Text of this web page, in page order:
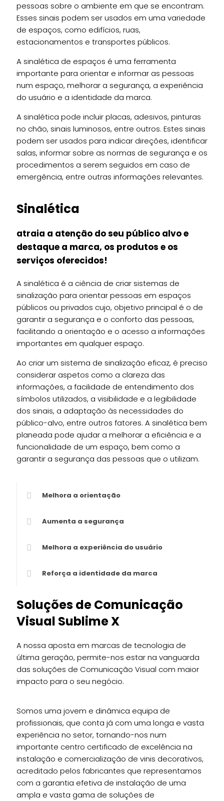
pessoas sobre o ambiente em que se encontram.
Esses sinais podem ser usados em uma variedade
de espaços, como edifícios, ruas,
estacionamentos e transportes públicos.
A sinalética de espaços é uma ferramenta
importante para orientar e informar as pessoas
num espaço, melhorar a segurança, a experiência
do usuário e a identidade da marca.
A sinalética pode incluir placas, adesivos, pinturas
no chão, sinais luminosos, entre outros. Estes sinais
podem ser usados para indicar direções, identificar
salas, informar sobre as normas de segurança e os
procedimentos a serem seguidos em caso de
emergência, entre outras informações relevantes.
Sinalética
atraia a atenção do seu público alvo e
destaque a marca, os produtos e os
serviços oferecidos!
A sinalética é a ciência de criar sistemas de
sinalização para orientar pessoas em espaços
públicos ou privados cujo, objetivo principal é o de
garantir a segurança e o conforto das pessoas,
facilitando a orientação e o acesso a informações
importantes em qualquer espaço.
Ao criar um sistema de sinalização eficaz, é preciso
considerar aspetos como a clareza das
informações, a facilidade de entendimento dos
símbolos utilizados, a visibilidade e a legibilidade
dos sinais, a adaptação às necessidades do
público-alvo, entre outros fatores. A sinalética bem
planeada pode ajudar a melhorar a eficiência e a
funcionalidade de um espaço, bem como a
garantir a segurança das pessoas que o utilizam.
Melhora a orientação
Aumenta a segurança
Melhora a experiência do usuário
Reforça a identidade da marca
Soluções de Comunicação
Visual Sublime X
A nossa aposta em marcas de tecnologia de
última geração, permite-nos estar na vanguarda
das soluções de Comunicação Visual com maior
impacto para o seu negócio.
Somos uma jovem e dinâmica equipa de
profissionais, que conta já com uma longa e vasta
experiência no setor, tornando-nos num
importante centro certificado de excelência na
instalação e comercialização de vinis decorativos,
acreditado pelos fabricantes que representamos
com a garantia efetiva de instalação de uma
ampla e vasta gama de soluções de